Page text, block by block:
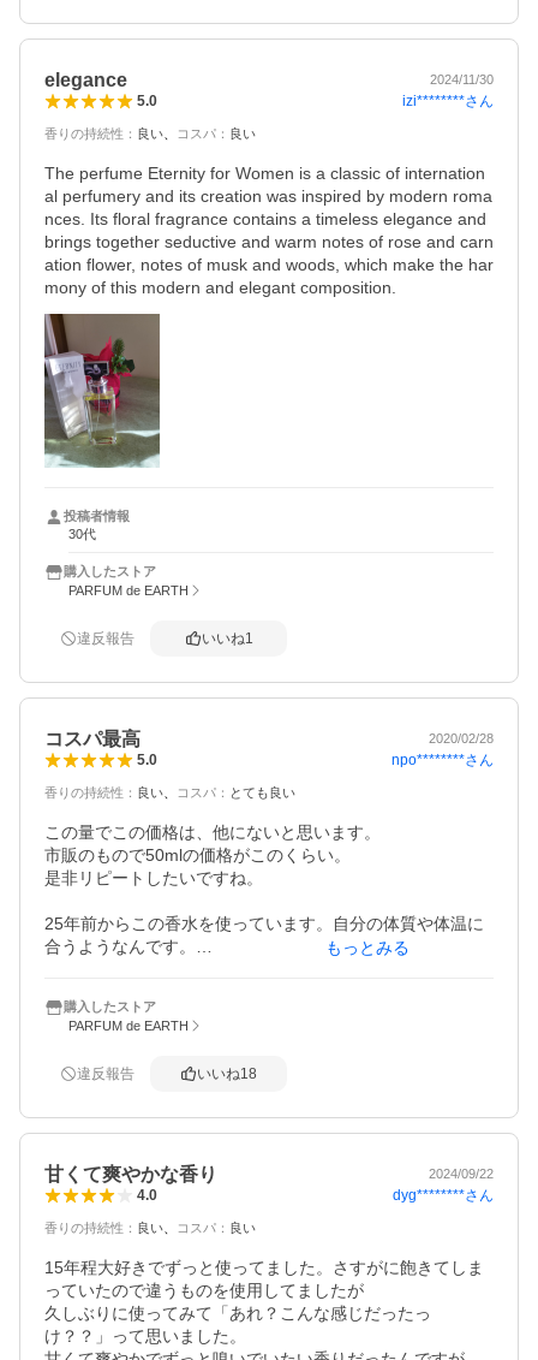
す。
elegance 2024/11/30
5.0 izi********さん
香りの持続性 ： 良い コスパ ： 良い
The perfume Eternity for Women is a classic of internation
al perfumery and its creation was inspired by modern roma
nces. Its floral fragrance contains a timeless elegance and
brings together seductive and warm notes of rose and carn
ation flower, notes of musk and woods, which make the har
mony of this modern and elegant composition.
投稿者情報
30代
購入したストア
PARFUM de EARTH
違反報告 いいね1
コスパ最高 2020/02/28
5.0 npo********さん
香りの持続性 ： 良い コスパ ： とても良い
この量でこの価格は、他にないと思います。
市販のもので50mlの価格がこのくらい。
是非リピートしたいですね。
25年前からこの香水を使っています。自分の体質や体温に
合うようなんです。
よりカジュアルな感じなので、年齢的にどうかなぁと思う
こともありましたが、香水って迷惑がられてもなかなか褒
持って使用したいと思います。
あまり商品レビューなどしないのですが、こちらは絶賛に
もっとみる
購入したストア
PARFUM de EARTH
違反報告 いいね18
甘くて爽やかな香り 2024/09/22
4.0 dyg********さん
香りの持続性 ： 良い コスパ ： 良い
15年程大好きでずっと使ってました。さすがに飽きてしま
っていたので違うものを使用してましたが
久しぶりに使ってみて「あれ？こんな感じだったっ
け？？」って思いました。